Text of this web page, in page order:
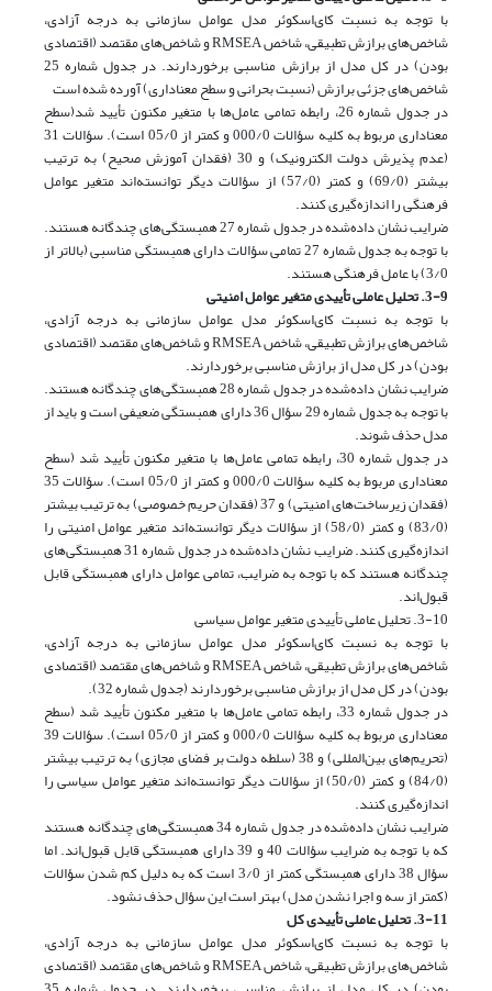
با توجه به نسبت کای‌اسکوئر مدل عوامل سازمانی به درجه آزادی،
شاخص‌های برازش تطبیقی، شاخص RMSEA و شاخص‌های مقتصد (اقتصادی
بودن) در کل مدل از برازش مناسبی برخوردارند. در جدول شماره 25
شاخص‌های جزئی برازش (نسبت بحرانی و سطح معناداری) آورده شده است
در جدول شماره 26، رابطه تمامی عامل‌ها با متغیر مکنون تأیید شد(سطح
معناداری مربوط به کلیه سؤالات 000/0 و کمتر از 05/0 است). سؤالات 31
(عدم پذیرش دولت الکترونیک) و 30 (فقدان آموزش صحیح) به ترتیب
بیشتر (69/0) و کمتر (57/0) از سؤالات دیگر توانسته‌اند متغیر عوامل
فرهنگی را اندازه‌گیری کنند.
ضرایب نشان داده‌شده در جدول شماره 27 همبستگی‌های چندگانه هستند.
با توجه به جدول شماره 27 تمامی سؤالات دارای همبستگی مناسبی (بالاتر از
3/0) با عامل فرهنگی هستند.
3-9. تحلیل عاملی تأییدی متغیر عوامل امنیتی
با توجه به نسبت کای‌اسکوئر مدل عوامل سازمانی به درجه آزادی،
شاخص‌های برازش تطبیقی، شاخص RMSEA و شاخص‌های مقتصد (اقتصادی
بودن) در کل مدل از برازش مناسبی برخوردارند.
ضرایب نشان داده‌شده در جدول شماره 28 همبستگی‌های چندگانه هستند.
با توجه به جدول شماره 29 سؤال 36 دارای همبستگی ضعیفی است و باید از
مدل حذف شوند.
در جدول شماره 30، رابطه تمامی عامل‌ها با متغیر مکنون تأیید شد (سطح
معناداری مربوط به کلیه سؤالات 000/0 و کمتر از 05/0 است). سؤالات 35
(فقدان زیرساخت‌های امنیتی) و 37 (فقدان حریم خصوصی) به ترتیب بیشتر
(83/0) و کمتر (58/0) از سؤالات دیگر توانسته‌اند متغیر عوامل امنیتی را
اندازه‌گیری کنند. ضرایب نشان داده‌شده در جدول شماره 31 همبستگی‌های
چندگانه هستند که با توجه به ضرایب، تمامی عوامل دارای همبستگی قابل
قبول‌اند.
3-10. تحلیل عاملی تأییدی متغیر عوامل سیاسی
با توجه به نسبت کای‌اسکوئر مدل عوامل سازمانی به درجه آزادی،
شاخص‌های برازش تطبیقی، شاخص RMSEA و شاخص‌های مقتصد (اقتصادی
بودن) در کل مدل از برازش مناسبی برخوردارند (جدول شماره 32).
در جدول شماره 33، رابطه تمامی عامل‌ها با متغیر مکنون تأیید شد (سطح
معناداری مربوط به کلیه سؤالات 000/0 و کمتر از 05/0 است). سؤالات 39
(تحریم‌های بین‌المللی) و 38 (سلطه دولت بر فضای مجازی) به ترتیب بیشتر
(84/0) و کمتر (50/0) از سؤالات دیگر توانسته‌اند متغیر عوامل سیاسی را
اندازه‌گیری کنند.
ضرایب نشان داده‌شده در جدول شماره 34 همبستگی‌های چندگانه هستند
که با توجه به ضرایب سؤالات 40 و 39 دارای همبستگی قابل قبول‌اند. اما
سؤال 38 دارای همبستگی کمتر از 3/0 است که به دلیل کم شدن سؤالات
(کمتر از سه و اجرا نشدن مدل) بهتر است این سؤال حذف نشود.
3-11. تحلیل عاملی تأییدی کل
با توجه به نسبت کای‌اسکوئر مدل عوامل سازمانی به درجه آزادی،
شاخص‌های برازش تطبیقی، شاخص RMSEA و شاخص‌های مقتصد (اقتصادی